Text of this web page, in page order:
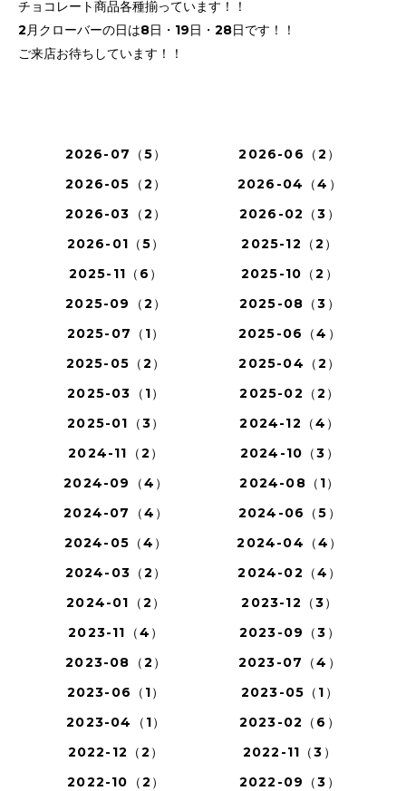
チョコレート商品各種揃っています！！
2月クローバーの日は8日・19日・28日です！！
ご来店お待ちしています！！
2026-07（5）
2026-06（2）
2026-05（2）
2026-04（4）
2026-03（2）
2026-02（3）
2026-01（5）
2025-12（2）
2025-11（6）
2025-10（2）
2025-09（2）
2025-08（3）
2025-07（1）
2025-06（4）
2025-05（2）
2025-04（2）
2025-03（1）
2025-02（2）
2025-01（3）
2024-12（4）
2024-11（2）
2024-10（3）
2024-09（4）
2024-08（1）
2024-07（4）
2024-06（5）
2024-05（4）
2024-04（4）
2024-03（2）
2024-02（4）
2024-01（2）
2023-12（3）
2023-11（4）
2023-09（3）
2023-08（2）
2023-07（4）
2023-06（1）
2023-05（1）
2023-04（1）
2023-02（6）
2022-12（2）
2022-11（3）
2022-10（2）
2022-09（3）